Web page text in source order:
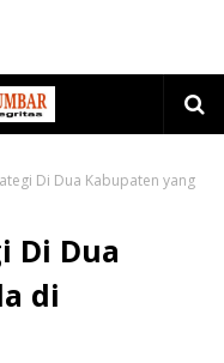
Di Dua Kabupaten yang
Di Dua
di